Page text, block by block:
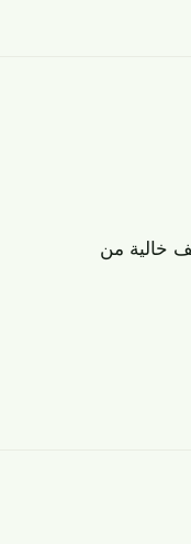
مما يضمن وظائف خالية من